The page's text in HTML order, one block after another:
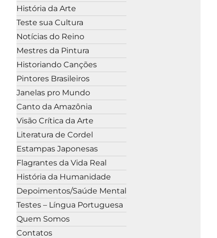
História da Arte
Teste sua Cultura
Notícias do Reino
Mestres da Pintura
Historiando Canções
Pintores Brasileiros
Janelas pro Mundo
Canto da Amazônia
Visão Crítica da Arte
Literatura de Cordel
Estampas Japonesas
Flagrantes da Vida Real
História da Humanidade
Depoimentos/Saúde Mental
Testes – Língua Portuguesa
Quem Somos
Contatos